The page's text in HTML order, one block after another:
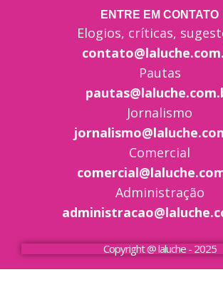
ENTRE EM CONTATO
Elogios, críticas,
Pautas
Jornalismo
Comercial
Administração
Copyright @ laluche - 2025